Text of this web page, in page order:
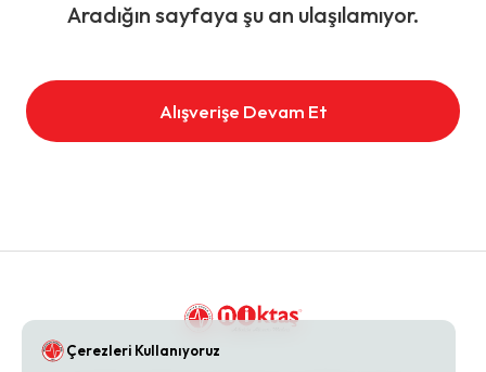
Aradığın sayfaya şu an ulaşılamıyor.
Alışverişe Devam Et
Çerezleri Kullanıyoruz